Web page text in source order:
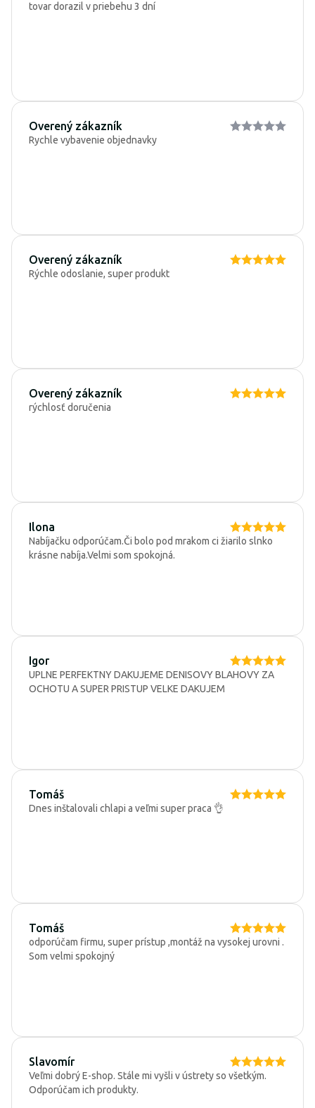
tovar dorazil v priebehu 3 dní
Overený zákazník
Rychle vybavenie objednavky
Overený zákazník
Rýchle odoslanie, super produkt
Overený zákazník
rýchlosť doručenia
Ilona
Nabíjačku odporúčam.Či bolo pod mrakom ci žiarilo slnko
krásne nabíja.Velmi som spokojná.
Igor
UPLNE PERFEKTNY DAKUJEME DENISOVY BLAHOVY ZA
OCHOTU A SUPER PRISTUP VELKE DAKUJEM
Tomáš
Dnes inštalovali chlapi a veľmi super praca 👌
Tomáš
odporúčam firmu, super prístup ,montáž na vysokej urovni .
Som velmi spokojný
Slavomír
Veľmi dobrý E-shop. Stále mi vyšli v ústrety so všetkým.
Odporúčam ich produkty.